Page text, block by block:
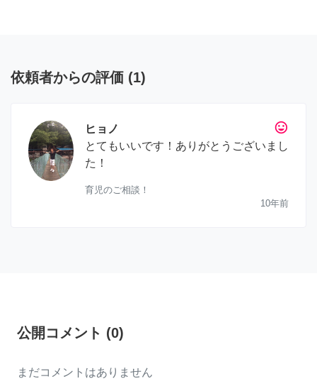
依頼者からの評価 (1)
tag_faces
ヒョノ
とてもいいです！ありがとうございまし
た！
育児のご相談！
10年前
公開コメント (0)
まだコメントはありません